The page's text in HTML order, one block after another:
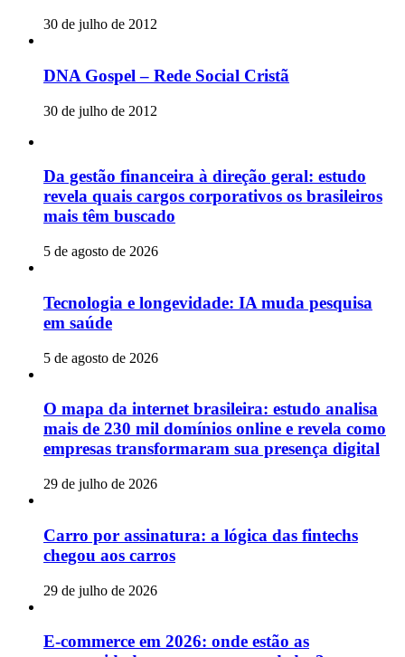
30 de julho de 2012
DNA Gospel – Rede Social Cristã
30 de julho de 2012
Da gestão financeira à direção geral: estudo
revela quais cargos corporativos os brasileiros
mais têm buscado
5 de agosto de 2026
Tecnologia e longevidade: IA muda pesquisa
em saúde
5 de agosto de 2026
O mapa da internet brasileira: estudo analisa
mais de 230 mil domínios online e revela como
empresas transformaram sua presença digital
29 de julho de 2026
Carro por assinatura: a lógica das fintechs
chegou aos carros
29 de julho de 2026
E-commerce em 2026: onde estão as